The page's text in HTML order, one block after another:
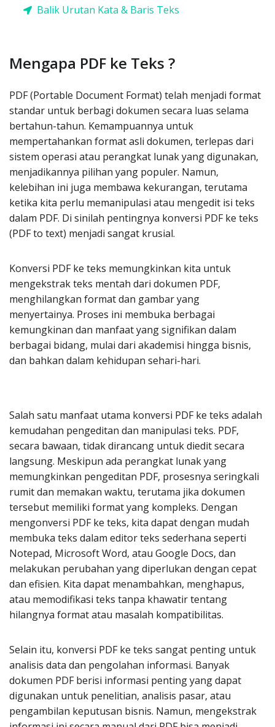
Balik Urutan Kata & Baris Teks
Mengapa PDF ke Teks ?
PDF (Portable Document Format) telah menjadi format
standar untuk berbagi dokumen secara luas selama
bertahun-tahun. Kemampuannya untuk
mempertahankan format asli dokumen, terlepas dari
sistem operasi atau perangkat lunak yang digunakan,
menjadikannya pilihan yang populer. Namun,
kelebihan ini juga membawa kekurangan, terutama
ketika kita perlu memanipulasi atau mengedit isi teks
dalam PDF. Di sinilah pentingnya konversi PDF ke teks
(PDF to text) menjadi sangat krusial.
Konversi PDF ke teks memungkinkan kita untuk
mengekstrak teks mentah dari dokumen PDF,
menghilangkan format dan gambar yang
menyertainya. Proses ini membuka berbagai
kemungkinan dan manfaat yang signifikan dalam
berbagai bidang, mulai dari akademisi hingga bisnis,
dan bahkan dalam kehidupan sehari-hari.
Salah satu manfaat utama konversi PDF ke teks adalah
kemudahan pengeditan dan manipulasi teks. PDF,
secara bawaan, tidak dirancang untuk diedit secara
langsung. Meskipun ada perangkat lunak yang
memungkinkan pengeditan PDF, prosesnya seringkali
rumit dan memakan waktu, terutama jika dokumen
tersebut memiliki format yang kompleks. Dengan
mengonversi PDF ke teks, kita dapat dengan mudah
membuka teks dalam editor teks sederhana seperti
Notepad, Microsoft Word, atau Google Docs, dan
melakukan perubahan yang diperlukan dengan cepat
dan efisien. Kita dapat menambahkan, menghapus,
atau memodifikasi teks tanpa khawatir tentang
hilangnya format atau masalah kompatibilitas.
Selain itu, konversi PDF ke teks sangat penting untuk
analisis data dan pengolahan informasi. Banyak
dokumen PDF berisi informasi penting yang dapat
digunakan untuk penelitian, analisis pasar, atau
pengambilan keputusan bisnis. Namun, mengekstrak